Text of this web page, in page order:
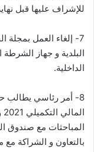
للإشراف عليها قبل
7- إلغاء العمل
البلدية و جهاز
الداخلية.
8- أمر رئاسي يطالب
المباحثات مع صندوق
بالتعاون و الشراكة مع